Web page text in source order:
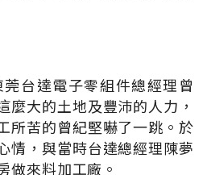
台達電子零組件總經理曾
麼大的土地及豐沛的人力，
所苦的曾紀堅嚇了一跳。於
情，與當時台達總經理陳夢
做來料加工廠。